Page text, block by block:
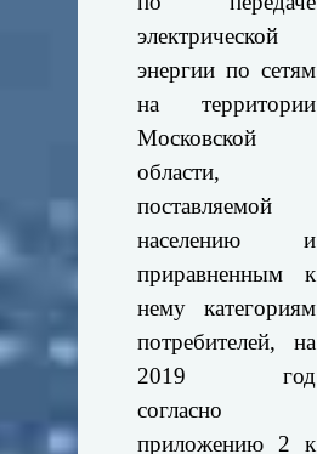
электрической
энергии по сетям
на территории
Московской
области,
поставляемой
населению и
приравненным к
нему категориям
потребителей, на
2019 год
согласно
приложению 2 к